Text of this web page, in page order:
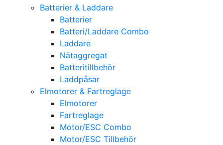
Batterier & Laddare
Batterier
Batteri/Laddare Combo
Laddare
Nätaggregat
Batteritillbehör
Laddpåsar
Elmotorer & Fartreglage
Elmotorer
Fartreglage
Motor/ESC Combo
Motor/ESC Tillbehör